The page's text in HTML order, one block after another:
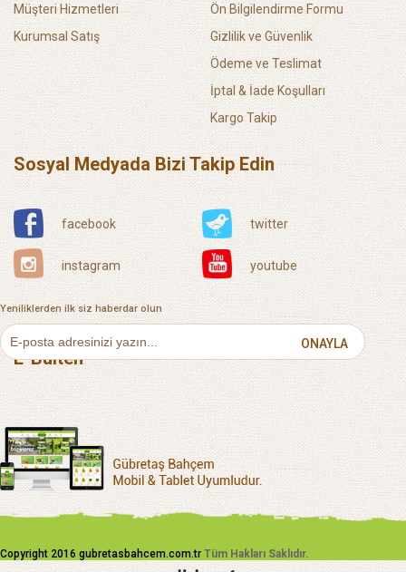
Müşteri Hizmetleri
Kurumsal Satış
Ön Bilgilendirme Formu
Gizlilik ve Güvenlik
Ödeme ve Teslimat
İptal & İade Koşulları
Kargo Takip
Sosyal Medyada Bizi Takip Edin
facebook twitter
instagram youtube
Yeniliklerden ilk siz haberdar olun
ONAYLA
E-Bülten
Copyright 2016 gubretasbahcem.com.tr Tüm Hakları Saklıdır.